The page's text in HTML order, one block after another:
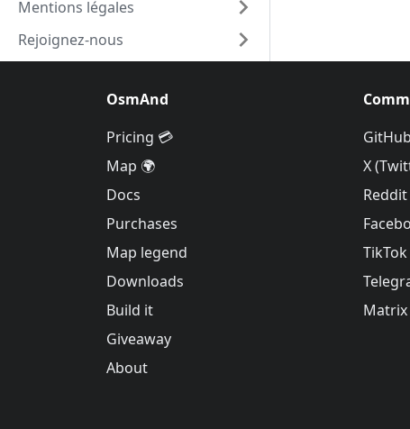
Mentions légales
Rejoignez-nous
OsmAnd
Pricing 💳
Map 🌍
Docs
Purchases
Map legend
Downloads
Build it
Giveaway
About
X
Reddit
TikTok
Matrix